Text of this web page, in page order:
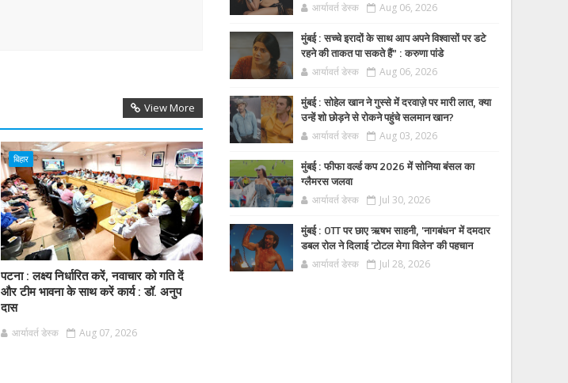
View More
बिहार
पटना : लक्ष्य निर्धारित करें, नवाचार को गति दें
और टीम भावना के साथ करें कार्य : डॉ. अनुप
दास
आर्यावर्त डेस्क Aug 07, 2026
आर्यावर्त डेस्क Aug 06, 2026
मुंबई : सच्चे इरादों के साथ आप अपने विश्वासों पर डटे
रहने की ताकत पा सकते हैं” : करुणा पांडे
आर्यावर्त डेस्क Aug 06, 2026
मुंबई : सोहेल खान ने गुस्से में दरवाज़े पर मारी लात, क्या
उन्हें शो छोड़ने से रोकने पहुंचे सलमान खान?
आर्यावर्त डेस्क Aug 03, 2026
मुंबई : फीफा वर्ल्ड कप 2026 में सोनिया बंसल का
ग्लैमरस जलवा
आर्यावर्त डेस्क Jul 30, 2026
मुंबई : OTT पर छाए ऋषभ साहनी, 'नागबंधन' में दमदार
डबल रोल ने दिलाई 'टोटल मेगा विलेन' की पहचान
आर्यावर्त डेस्क Jul 28, 2026